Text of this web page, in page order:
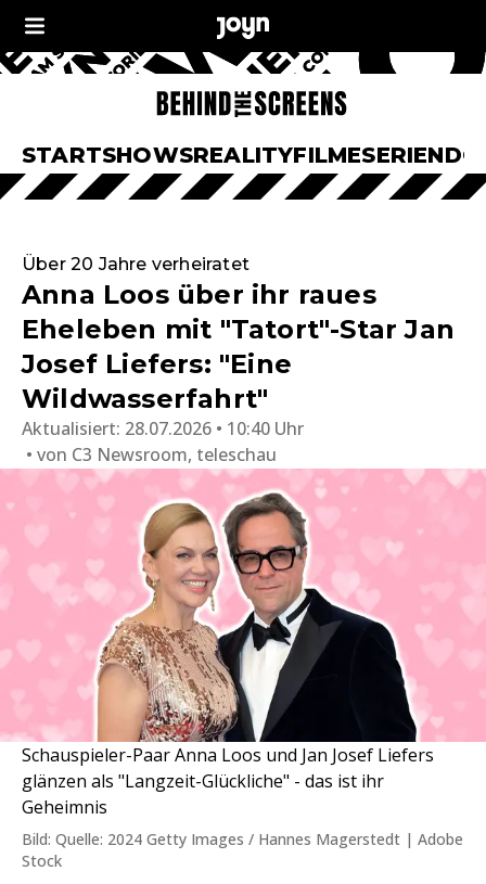
STARTSHOWSREALITYFILMESERIEN
Über 20 Jahre verheiratet
Anna Loos über ihr raues
Eheleben mit "Tatort"-Star Jan
Josef Liefers: "Eine
Wildwasserfahrt"
Aktualisiert: 28.07.2026 • 10:40 Uhr
von C3 Newsroom, teleschau
Schauspieler-Paar Anna Loos und Jan Josef Liefers
glänzen als "Langzeit-Glückliche" - das ist ihr
Geheimnis
Bild: Quelle: 2024 Getty Images / Hannes Magerstedt | Adobe
Stock